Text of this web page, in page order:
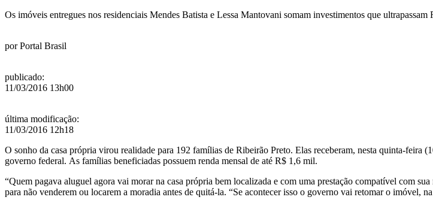
Casa
Os imóveis entregues nos residenciais Mendes Batista e Lessa Mantovani somam investimentos que ultrapassam
porPortal Brasil
publicado:
11/03/2016 13h00
última modificação:
11/03/2016 12h18
O sonho da casa própria virou realidade para 192 famílias de Ribeirão Preto. Elas receberam, nesta quinta-feira
governo federal. As famílias beneficiadas possuem renda mensal de até R$ 1,6 mil.
“Quem pagava aluguel agora vai morar na casa própria bem localizada e com uma prestação compatível com
para não venderem ou locarem a moradia antes de quitá-la. “Se acontecer isso o governo vai retomar o imóvel,